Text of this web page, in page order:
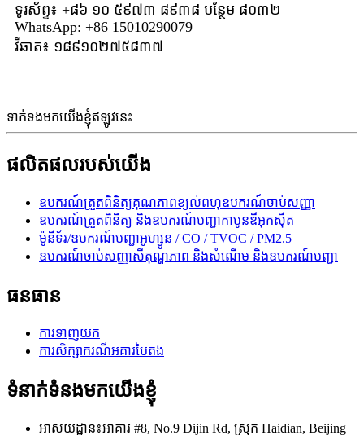
ទូរស័ព្ទ៖ +៨៦ ១០ ៥៩៧៣ ៨៩៣៨ បន្ថែម ៨០៣២
WhatsApp: +86 15010290079
វីឆាត៖ ១៨៩១០២៧៥៨៣៧
ទាក់ទងមកយើងខ្ញុំឥឡូវនេះ
ផលិតផលរបស់យើង
ឧបករណ៍ត្រួតពិនិត្យគុណភាពខ្យល់ពហុឧបករណ៍ចាប់សញ្ញា
ឧបករណ៍ត្រួតពិនិត្យ និងឧបករណ៍បញ្ជាកាបូនឌីអុកស៊ីត
ម៉ូនីទ័រ/ឧបករណ៍បញ្ជាអូហ្សូន / CO / TVOC / PM2.5
ឧបករណ៍ចាប់សញ្ញាសីតុណ្ហភាព និងសំណើម និងឧបករណ៍បញ្ជា
ធនធាន
ការទាញយក
ការសិក្សាករណីអគារបៃតង
ទំនាក់ទំនងមកយើងខ្ញុំ
អាសយដ្ឋាន៖អាគារ #8, No.9 Dijin Rd, ស្រុក Haidian, Beijing